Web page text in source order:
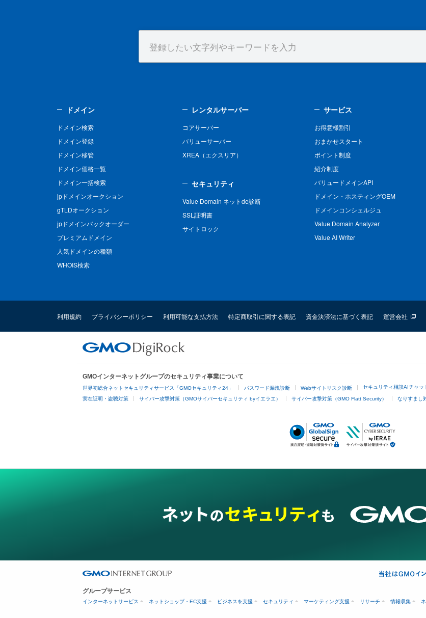
ドメイン
ドメイン検索
ドメイン登録
ドメイン移管
ドメイン価格一覧
ドメイン一括検索
jpドメインオークション
gTLDオークション
jpドメインバックオーダー
プレミアムドメイン
人気ドメインの種類
WHOIS検索
レンタルサーバー
コアサーバー
バリューサーバー
XREA（エクスリア）
セキュリティ
Value Domain ネットde診断
SSL証明書
サイトロック
サービス
お得意様割引
おまかせスタート
ポイント制度
紹介制度
バリュードメインAPI
ドメイン・ホスティングOEM
ドメインコンシェルジュ
Value Domain Analyzer
Value AI Writer
利用規約 プライバシーポリシー 利用可能な支払方法 特定商取引に関する表記 資金決済法に基づく表記 運営会社
GMOインターネットグループのセキュリティ事業について
世界初総合ネットセキュリティサービス「GMOセキュリティ24」 パスワード漏洩診断 Webサイトリスク診断 セキュリティ相談AIチャッ
実在証明・盗聴対策 サイバー攻撃対策（GMOサイバーセキュリティ byイエラエ） サイバー攻撃対策（GMO Flatt Security） なりすまし
グループサービス
インターネットサービス ネットショップ・EC支援 ビジネスを支援 セキュリティ マーケティング支援 リサーチ 情報収集